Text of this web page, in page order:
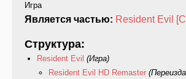
Игра
Является частью: Resident Evil
Структура:
Resident Evil (Игра)
Resident Evil HD Remaster